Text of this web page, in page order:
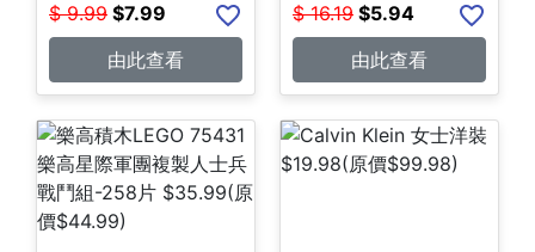
$ 9.99 $7.99
由此查看
$ 16.19 $5.94
由此查看